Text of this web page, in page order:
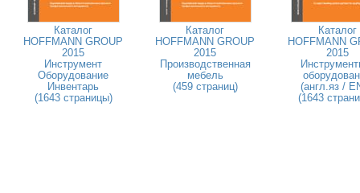
Каталог
HOFFMANN GROUP
2015
Инструмент
Оборудование
Инвентарь
(1643 страницы)
Каталог
HOFFMANN GROUP
2015
Производственная
мебель
(459 страниц)
Каталог
HOFFMANN
2015
(англ.яз /
(1643